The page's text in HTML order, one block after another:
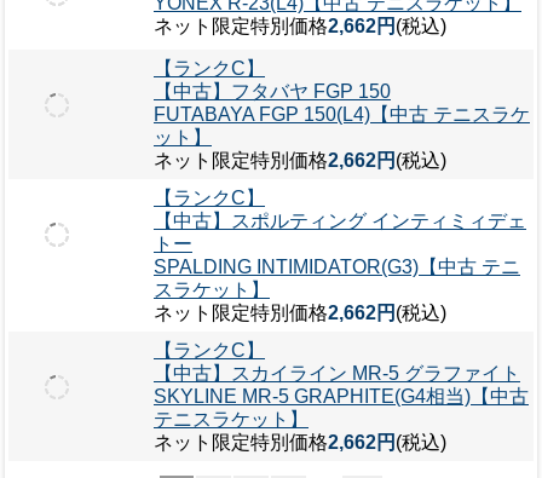
ネット限定特別価格2,662円 (税込)
【ランクC】
【中古】フタバヤ FGP 150
FUTABAYA FGP 150(L4)【中古 テニスラケ
ット】
ネット限定特別価格2,662円(税込)
【ランクC】
【中古】スポルティング インティミィデェ
トー
SPALDING INTIMIDATOR(G3)【中古 テニ
スラケット】
ネット限定特別価格2,662円(税込)
【ランクC】
【中古】スカイライン MR-5 グラファイト
SKYLINE MR-5 GRAPHITE(G4相当)【中古
テニスラケット】
ネット限定特別価格2,662円(税込)